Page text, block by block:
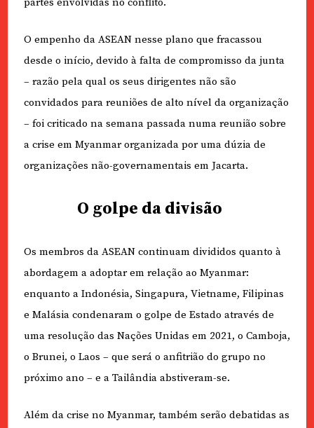
O empenho da ASEAN nesse plano que fracassou
desde o início, devido à falta de compromisso da junta
– razão pela qual os seus dirigentes não são
convidados para reuniões de alto nível da organização
– foi criticado na semana passada numa reunião sobre
a crise em Myanmar organizada por uma dúzia de
organizações não-governamentais em Jacarta.
O golpe da divisão
Os membros da ASEAN continuam divididos quanto à
abordagem a adoptar em relação ao Myanmar:
enquanto a Indonésia, Singapura, Vietname, Filipinas
e Malásia condenaram o golpe de Estado através de
uma resolução das Nações Unidas em 2021, o Camboja,
o Brunei, o Laos – que será o anfitrião do grupo no
próximo ano – e a Tailândia abstiveram-se.
Além da crise no Myanmar, também serão debatidas as